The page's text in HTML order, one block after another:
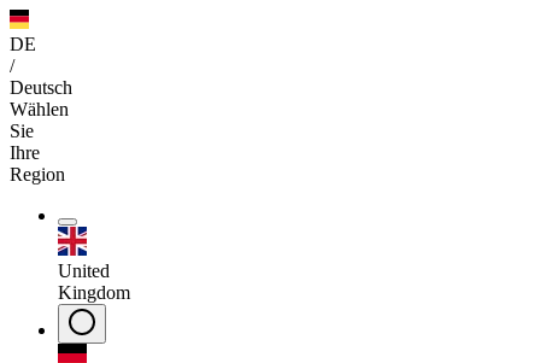
DE
/
Deutsch
Wählen
Sie
Ihre
Region
United
Kingdom